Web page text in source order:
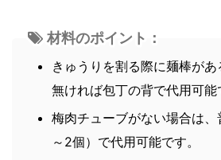
材料のポイント：
きゅうりを割る際に麺棒があ
無ければ包丁の背で代用可能
梅肉チューブがない場合は、
～2個）で代用可能です。